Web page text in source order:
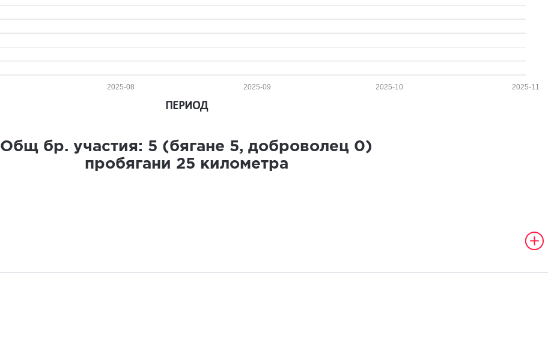
2025-11
2025-10
2025-09
2025-08
ПЕРИОД
Общ бр. участия: 5 (бягане 5, доброволец 0)
пробягани 25 километра